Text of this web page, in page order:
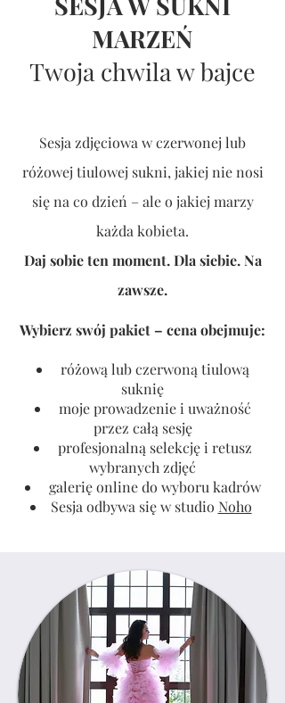
MARZEŃ
Twoja chwila w bajce
Sesja zdjęciowa w czerwonej lub
różowej tiulowej sukni, jakiej nie nosi
się na co dzień – ale o jakiej marzy
każda kobieta.
Daj sobie ten moment. Dla siebie. Na
zawsze.
Wybierz swój pakiet – cena obejmuje:
różową lub czerwoną tiulową
suknię
moje prowadzenie i uważność
przez całą sesję
profesjonalną selekcję i retusz
wybranych zdjęć
galerię online do wyboru kadrów
Sesja odbywa się w studio Noho